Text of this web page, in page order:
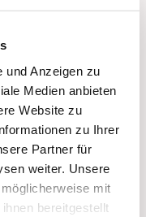
und Anzeigen zu
Medien anbieten
Website zu
zu Ihrer
Partner für
weiter. Unsere
mit
bereitgestellt
Berg,